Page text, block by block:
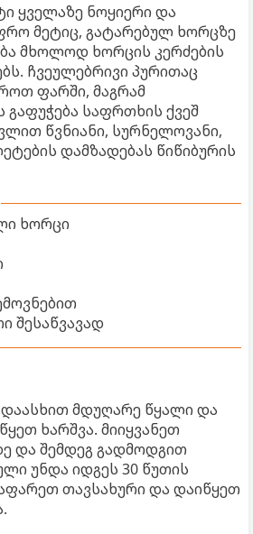
ყველაზე ნოყიერი და
მეტიც, გატარებულ ხორცზე
მხოლოდ ხორცის კერძების
ჩვეულებრივი პურითაც
ფარში, მაგრამ
საფრთხის ქვეშ
წვნიანი, სურნელოვანი,
დამზადებას წიწიბურის
ხორცი
შესაწვავად
დაასხით მდუღარე წყალი და
ხარშვა. მიიყვანეთ
და შემდეგ გადმოდგით
უნდა იდგეს 30 წუთის
თავსახური და დაიწყეთ